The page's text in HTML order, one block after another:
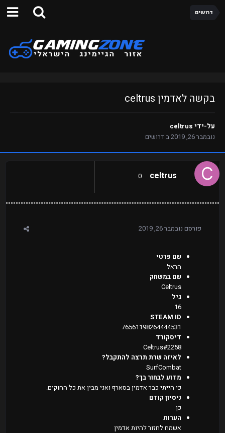
דרושים
בקשה לאדמין celtrus
על-ידי celtrus
נובמבר 26, 2019
בדרושים
celtrus
0
פורסם נובמבר 26, 2019
שם פרטי
הראל
שם במשחק
Celtrus
גיל
16
STEAM ID
76561198264444531
דיסקורד
Celtrus#2258
לאיזה שרת תרצה להתקבל?
SurfCombat
מדוע לבחור בך?
כי הייתי כבר אדמין בסארף ואני מבין את כל החוקים.
ניסיון קודם
כן
הערות
אשמח לחזור להיות אדמין